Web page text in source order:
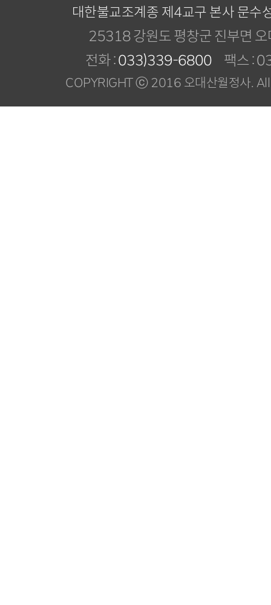
대한불교조계종 제4교구 본사 문수
25318 강원도 평창군 진부면
전화 :033)339-6800 팩스 :
COPYRIGHT ⓒ 2016 오대산월정사.